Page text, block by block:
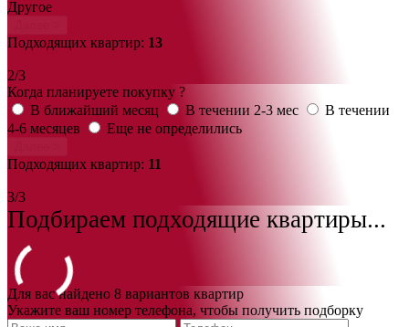
Другое
Подходящих квартир: 13
2/3
Когда планируете покупку ?
В ближайший месяц
В течении 2-3 мес
В течении
4-6 месяцев
Еще не определились
Подходящих квартир: 11
3/3
Подбираем подходящие квартиры...
Для вас найдено 8 вариантов квартир
Укажите ваш номер телефона, чтобы получить подборку